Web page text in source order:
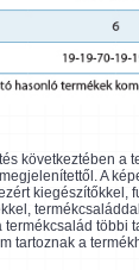
következtében a
A
kiegészítőkkel,
termékcsalád többi
tartoznak a